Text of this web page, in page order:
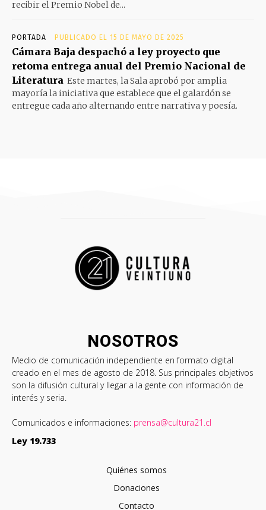
recibir el Premio Nobel de...
PORTADA PUBLICADO EL 15 DE MAYO DE 2025
Cámara Baja despachó a ley proyecto que
retoma entrega anual del Premio Nacional de
Literatura Este martes, la Sala aprobó por amplia
mayoría la iniciativa que establece que el galardón se
entregue cada año alternando entre narrativa y poesía.
NOSOTROS
Medio de comunicación independiente en formato digital
creado en el mes de agosto de 2018. Sus principales objetivos
son la difusión cultural y llegar a la gente con información de
interés y seria.
Comunicados e informaciones: prensa@cultura21.cl
Ley 19.733
Quiénes somos
Donaciones
Contacto